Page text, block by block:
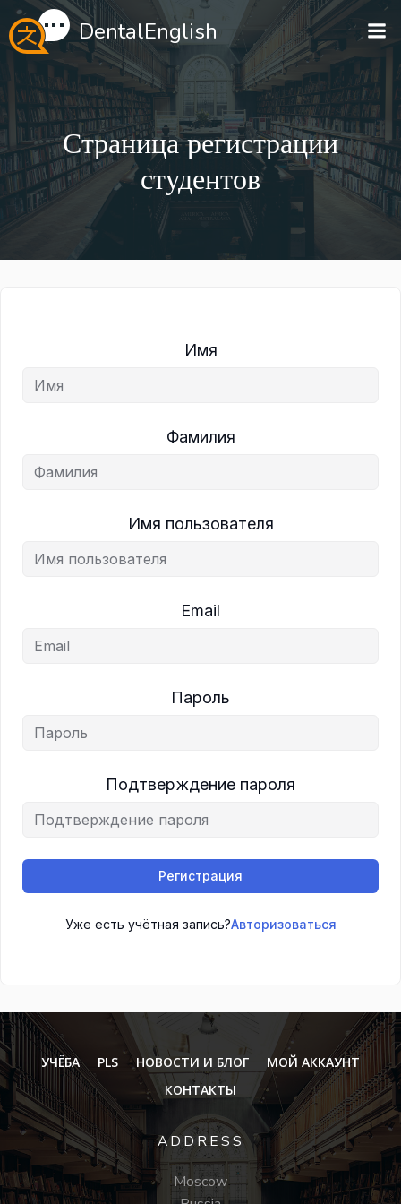
Перейти
к
содержимому
DentalEnglish
Страница регистрации
студентов
Имя
Фамилия
Имя пользователя
Email
Пароль
Подтверждение пароля
Регистрация
Уже есть учётная запись?Авторизоваться
УЧЁБА PLS НОВОСТИ И БЛОГ
МОЙ АККАУНТ
КОНТАКТЫ
ADDRESS
Moscow